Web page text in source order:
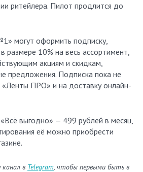
ритейлера. Пилот продлится до
могут оформить подписку,
размере 10% на весь ассортимент,
акциям и скидкам,
предложения. Подписка пока не
«Ленты ПРО» и на доставку онлайн-
выгодно» — 499 рублей в месяц,
её можно приобрести
в Telegram, чтобы первыми быть в